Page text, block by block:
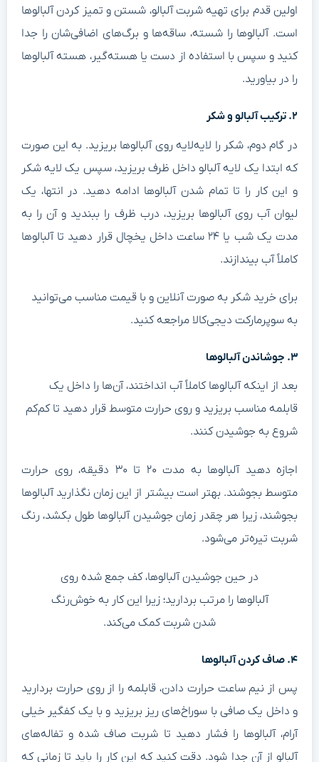
اولین قدم برای تهیه شربت آلبالو، شستن و تمیز کردن آلبالوها
است. آلبالوها را شسته، ساقه‌ها و برگ‌های اضافی‌شان را جدا
کنید و سپس با استفاده از دست یا هسته‌گیر، هسته آلبالوها
را در بیاورید.
در گام دوم، شکر را لایه‌لایه روی آلبالوها بریزید. به این صورت
که ابتدا یک لایه آلبالو داخل ظرف بریزید، سپس یک لایه شکر
و این کار را تا تمام شدن آلبالوها ادامه دهید. در انتها، یک
لیوان آب روی آلبالوها بریزید، درب ظرف را ببندید و آن را به
مدت یک شب یا ۲۴ ساعت داخل یخچال قرار دهید تا آلبالوها
کاملاً آب بیندازند.
برای خرید شکر به صورت آنلاین و با قیمت مناسب می‌توانید
به سوپرمارکت دیجی‌کالا مراجعه کنید.
بعد از اینکه آلبالوها کاملاً آب انداختند، آن‌ها را داخل یک
قابلمه مناسب بریزید و روی حرارت متوسط قرار دهید تا کم‌کم
شروع به جوشیدن کنند.
اجازه دهید آلبالوها به مدت ۲۰ تا ۳۰ دقیقه، روی حرارت
متوسط بجوشند. بهتر است بیشتر از این زمان نگذارید آلبالوها
بجوشند، زیرا هر چقدر زمان جوشیدن آلبالوها طول بکشد، رنگ
شربت تیره‌تر می‌شود.
در حین جوشیدن آلبالوها، کف جمع شده روی
آلبالوها را مرتب بردارید؛ زیرا این کار به خوش‌رنگ
شدن شربت کمک می‌کند.
پس از نیم ساعت حرارت دادن، قابلمه را از روی حرارت بردارید
و داخل یک صافی با سوراخ‌های ریز بریزید و با یک کفگیر خیلی
آرام، آلبالوها را فشار دهید تا شربت صاف شده و تفاله‌های
آلبالو از آن جدا شود. دقت کنید که این کار را باید تا زمانی که